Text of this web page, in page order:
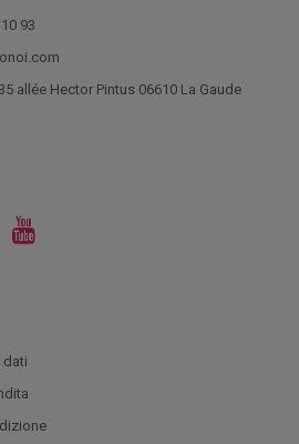
93
allée Hector Pintus 06610 La Gaude
dati